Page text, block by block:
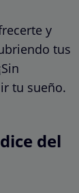
y
tus
tu sueño.
del